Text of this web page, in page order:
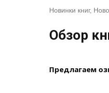
Новинки книг,
Обзор
Предлагаем